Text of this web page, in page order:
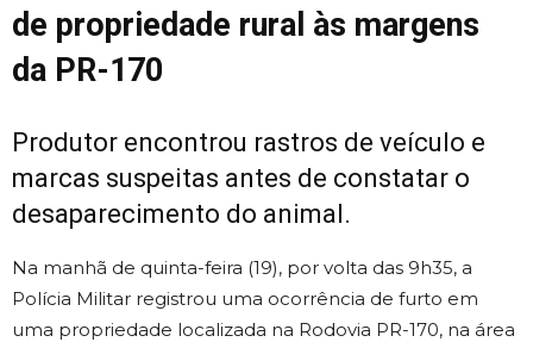
de propriedade rural às margens
da PR-170
Produtor encontrou rastros de veículo e
marcas suspeitas antes de constatar o
desaparecimento do animal.
Na manhã de quinta-feira (19), por volta das 9h35, a
Polícia Militar registrou uma ocorrência de furto em
uma propriedade localizada na Rodovia PR-170, na área